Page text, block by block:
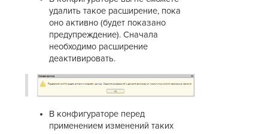
удалить такое расширение, пока
оно активно (будет показано
предупреждение). Сначала
необходимо расширение
деактивировать.
В конфигураторе перед
применением изменений таких